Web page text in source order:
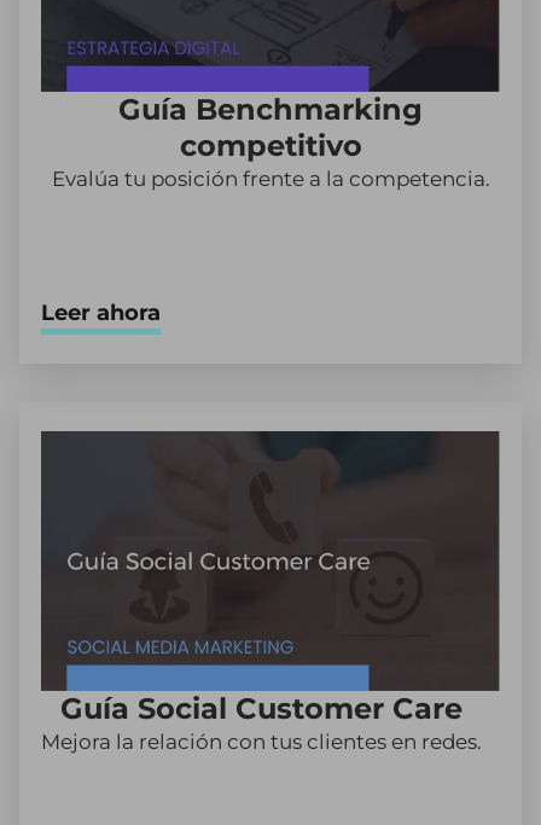
Guía Benchmarking
competitivo
Evalúa tu posición frente a la competencia.
Leer ahora
Guía Social Customer Care
Mejora la relación con tus clientes en redes.